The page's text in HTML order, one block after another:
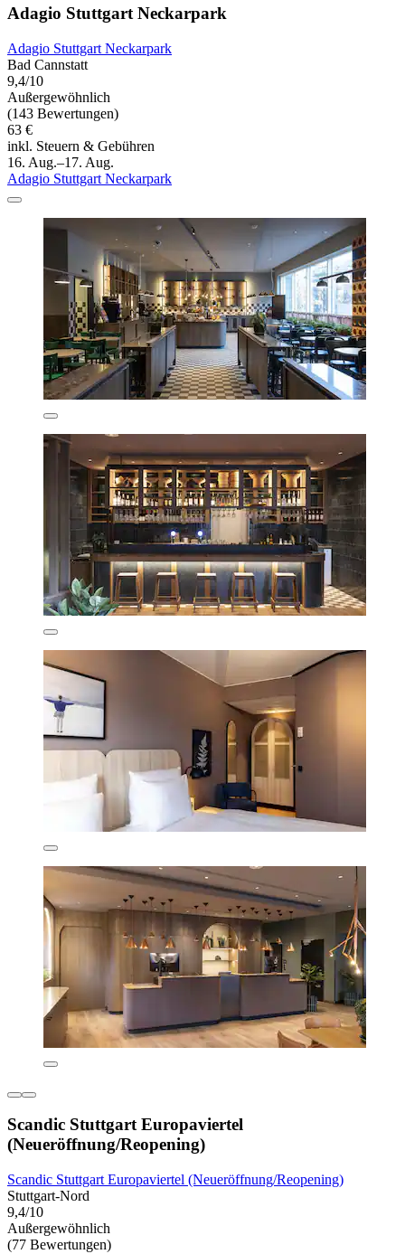
Adagio Stuttgart Neckarpark
Adagio Stuttgart Neckarpark
Bad Cannstatt
9,4/10
Außergewöhnlich
(143 Bewertungen)
63 €
inkl. Steuern & Gebühren
16. Aug.–17. Aug.
Adagio Stuttgart Neckarpark
Scandic Stuttgart Europaviertel
(Neueröffnung/Reopening)
Scandic Stuttgart Europaviertel (Neueröffnung/Reopening)
Stuttgart-Nord
9,4/10
Außergewöhnlich
(77 Bewertungen)